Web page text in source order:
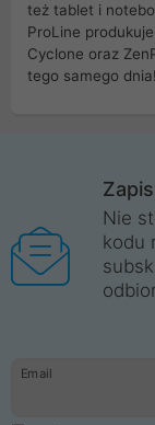
też tablet i
ProLine
Cyclone oraz
tego samego
Wrocław,
Trzebnica,
ProLine to polska
legalnie i płacimy
główną w
komunikacja ze
danych
ProLine to czysta
Zaopatrzysz się
Nie
kodu
Email